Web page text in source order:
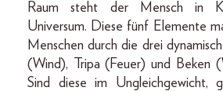
Raum steht der Mensch in
Universum. Diese fünf Elemente
Menschen durch die drei
(Wind), Tripa (Feuer) und Beken
Sind diese im Ungleichgewicht,